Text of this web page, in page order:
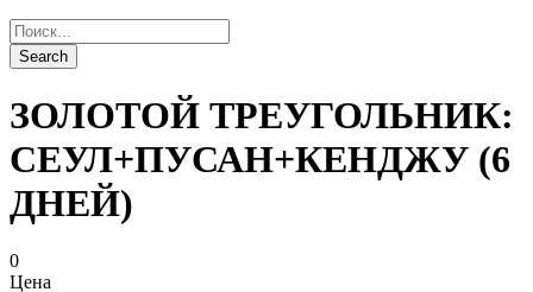
ЗОЛОТОЙ ТРЕУГОЛЬНИК:
СЕУЛ+ПУСАН+КЕНДЖУ (6
ДНЕЙ)
0
Цена